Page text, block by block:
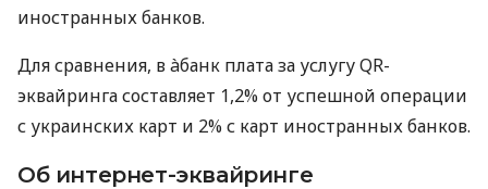
иностранных банков.
Для сравнения, в àбанк плата за услугу QR-
эквайринга составляет 1,2% от успешной операции
с украинских карт и 2% с карт иностранных банков.
Об интернет-эквайринге